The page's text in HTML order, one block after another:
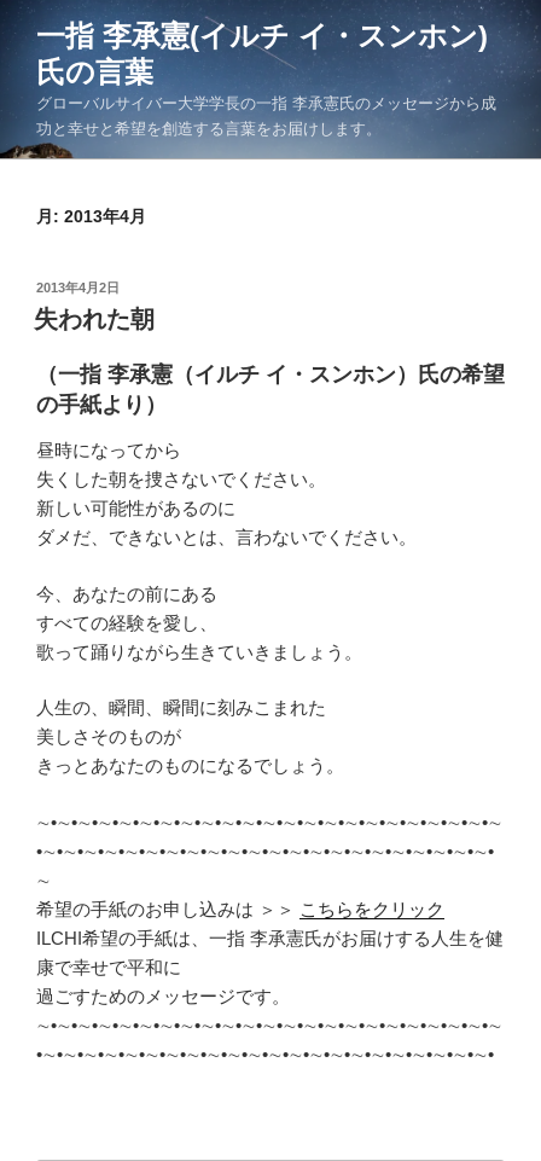
へ
一指 李承憲(イルチ イ・スンホン)
氏の言葉
グローバルサイバー大学学長の一指 李承憲氏のメッセージから成
功と幸せと希望を創造する言葉をお届けします。
月: 2013年4月
投
稿
日:
2013年4月2日
失われた朝
（一指 李承憲（イルチ イ・スンホン）氏の希望
の手紙より）
昼時になってから
失くした朝を捜さないでください。
新しい可能性があるのに
ダメだ、できないとは、言わないでください。
今、あなたの前にある
すべての経験を愛し、
歌って踊りながら生きていきましょう。
人生の、瞬間、瞬間に刻みこまれた
美しさそのものが
きっとあなたのものになるでしょう。
∼•∼•∼•∼•∼•∼•∼•∼•∼•∼•∼•∼•∼•∼•∼•∼•∼•∼•∼•∼•∼•∼•∼
•∼•∼•∼•∼•∼•∼•∼•∼•∼•∼•∼•∼•∼•∼•∼•∼•∼•∼•∼•∼•∼•∼•
∼
希望の手紙のお申し込みは ＞＞ こちらをクリック
ILCHI希望の手紙は、一指 李承憲氏がお届けする人生を健
康で幸せで平和に
過ごすためのメッセージです。
∼•∼•∼•∼•∼•∼•∼•∼•∼•∼•∼•∼•∼•∼•∼•∼•∼•∼•∼•∼•∼•∼•∼
•∼•∼•∼•∼•∼•∼•∼•∼•∼•∼•∼•∼•∼•∼•∼•∼•∼•∼•∼•∼•∼•∼•